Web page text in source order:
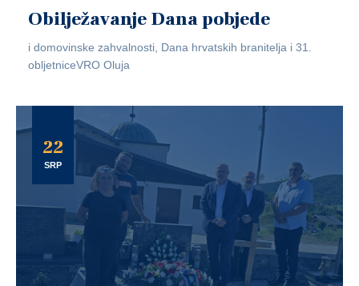
Obilježavanje Dana pobjede
i domovinske zahvalnosti, Dana hrvatskih branitelja i 31.
obljetniceVRO Oluja
22
SRP